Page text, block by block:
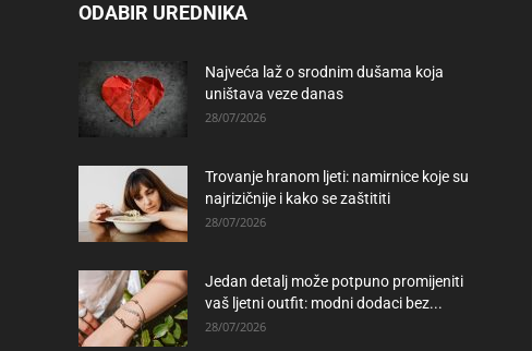
ODABIR UREDNIKA
Najveća laž o srodnim dušama koja
uništava veze danas
28/07/2026
Trovanje hranom ljeti: namirnice koje su
najrizičnije i kako se zaštititi
28/07/2026
Jedan detalj može potpuno promijeniti
vaš ljetni outfit: modni dodaci bez...
28/07/2026